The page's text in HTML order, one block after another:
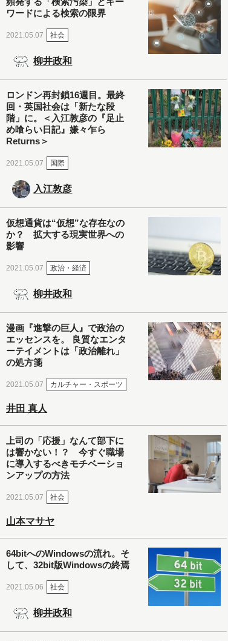
ワードによる検索の限界
2021.05.07 社会
柳井政和
ロンドン再封鎖16週目。最終
回・英国社会は「新たな段
階」に。＜入江敦彦の『足止
め喰らい日記』嫌々乍ら
Returns＞
2021.05.07 国際
入江敦彦
仮想通貨は“仮想”な存在なの
か？ 拡大する現実世界への
影響
2021.05.07 政治・経済
柳井政和
漫画『進撃の巨人』で政治の
エッセンスを。 良質なエンタ
ーテイメントは「政治離れ」
の処方箋
2021.05.07 カルチャー・スポーツ
井田 真人
上司の「応援」なんて部下に
は響かない！？ 今すぐ職場
に導入するべきモチベーショ
ンアップの方法
2021.05.07 社会
山本マサヤ
64bitへのWindowsの流れ。そ
して、32bit版Windowsの終焉
2021.05.06 社会
柳井政和